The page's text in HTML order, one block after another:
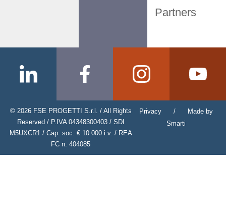
Partners
© 2026 FSE PROGETTI S.r.l. / All Rights
Reserved / P.IVA 04348300403 / SDI
M5UXCR1 / Cap. soc. € 10.000 i.v. / REA
FC n. 404085
Privacy /
Made by
Smarti